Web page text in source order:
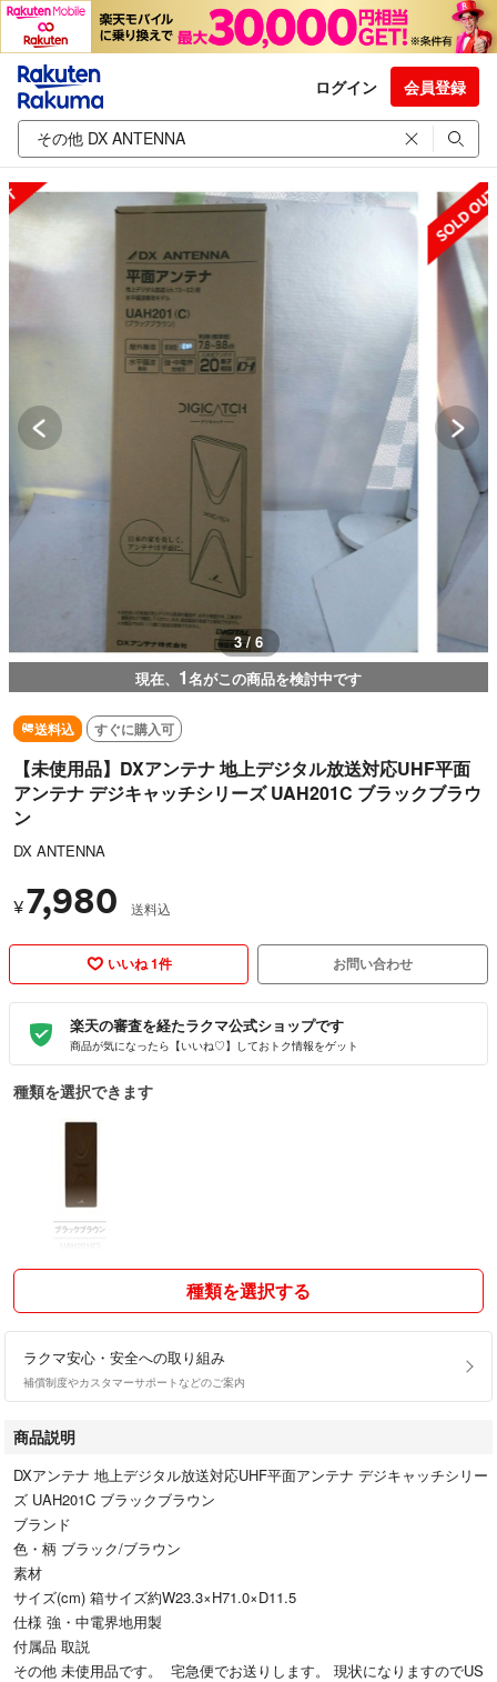
ログイン 会員登録
SOLD OUT
3 / 6
現在、 1名がこの商品を検討中です
送料込 すぐに購入可
【未使用品】DXアンテナ 地上デジタル放送対応UHF平面
アンテナ デジキャッチシリーズ UAH201C ブラックブラウ
ン
DX ANTENNA
¥7,980 送料込
いいね 1件 お問い合わせ
楽天の審査を経たラクマ公式ショップです
商品が気になったら【いいね♡】しておトク情報をゲット
種類を選択できます
種類を選択する
ラクマ安心・安全への取り組み
補償制度やカスタマーサポートなどのご案内
商品説明
DXアンテナ 地上デジタル放送対応UHF平面アンテナ デジキャッチシリー
ズ UAH201C ブラックブラウン
ブランド
色・柄 ブラック/ブラウン
素材
サイズ(cm) 箱サイズ約W23.3×H71.0×D11.5
仕様 強・中電界地用製
付属品 取説
その他 未使用品です。 宅急便でお送りします。 現状になりますのでUS